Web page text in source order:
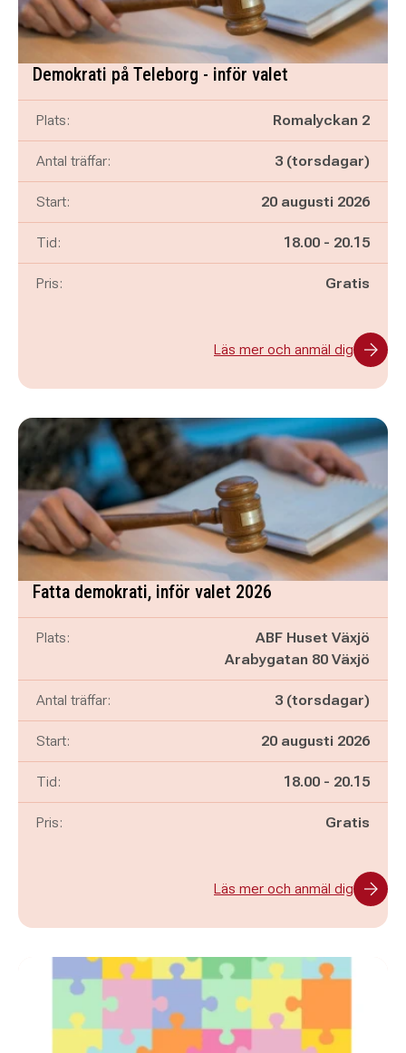
Demokrati på Teleborg - inför valet
Plats: Romalyckan 2
Antal träffar: 3 (torsdagar)
Start: 20 augusti 2026
Tid: Pågår mellan
18.00 - och
20.15
Pris: Gratis
Läs mer och anmäl dig
Fatta demokrati, inför valet 2026
Plats:
ABF Huset Växjö
Arabygatan 80 Växjö
Antal träffar: 3 (torsdagar)
Start: 20 augusti 2026
Tid: Pågår mellan
18.00 - och
20.15
Pris: Gratis
Läs mer och anmäl dig